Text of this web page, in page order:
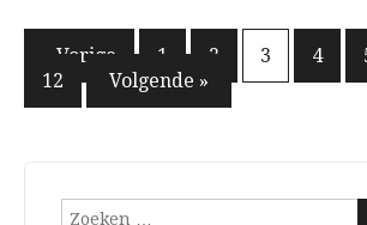
Berichten
paginering
« Vorige 1 2 3 4
12
Volgende »
Zoeken